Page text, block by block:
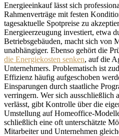
Energieeinkauf lässt sich
Rahmenverträge mit festen
tagesaktuelle Spotpreise zu
Energieerzeugung investiert, etwa
Betriebsgebäuden, macht sich von
unabhängiger. Ebenso gehört die
die Energiekosten senken, auf die
Unternehmers. Problematisch ist
Effizienz häufig aufgeschoben
Einsparungen durch staatliche
verringern. Wer sich ausschließlich
verlässt, gibt Kontrolle über die
Umstellung auf Homeoffice-
schließlich eine oft unterschätzte
Mitarbeiter und Unternehmen